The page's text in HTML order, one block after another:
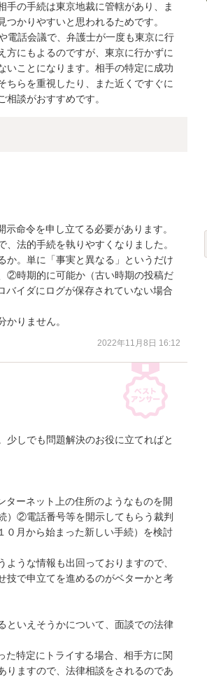
手の手続は東京地裁に管轄があり、ま
かりやすいと思われるためです。
電話会議で、弁護士が一度も東京に行
方にもよるのですが、東京に行かずに
いことになります。相手の特定に成功
ちらを重視したり、また近くですぐに
談がおすすめです。
命令を申し立てる必要があります。
法的手続を執りやすくなりました。
。単に「事実と異なる」というだけ
②時期的に可能か（古い時期の投稿だ
バイダにログが保存されていない場合
りません。
2022年11月8日 16:12
少しでも問題解決のお役に立てればと
ーネット上の住所のようなものを開
）②電話番号等を開示してもらう裁判
月から始まった新しい手続）を検討
うな情報も出回っておりますので、
で申立てを進めるのがベターかと考
といえそうかについて、面談での法律
た特定にトライする場合、相手方に関
りますので、法律相談をされるのであ